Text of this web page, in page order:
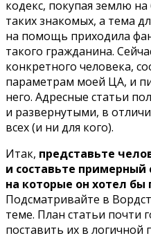
кодекс, покупая землю
таких знакомых, а тема
на помощь приходила
такого гражданина.
конкретного человека,
параметрам моей ЦА, и
него. Адресные статьи
и развернутыми, в
всех (и ни для кого).
Итак, представьте
и составьте примерный
на которые он хотел бы
Подсматривайте в
теме. План статьи почти
поставить их в логичной